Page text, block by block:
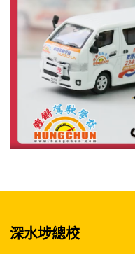
深水埗總校